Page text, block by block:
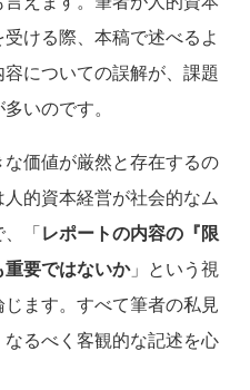
ける際、本稿で述べるよ
についての誤解が、課題
いのです。
価値が厳然と存在するの
的資本経営が社会的なム
「レポートの内容の『限
要ではないか」という視
ます。すべて筆者の私見
るべく客観的な記述を心